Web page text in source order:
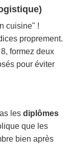
cuisine" !
proprement.
formez deux
pour éviter
les diplômes
que les
bien après